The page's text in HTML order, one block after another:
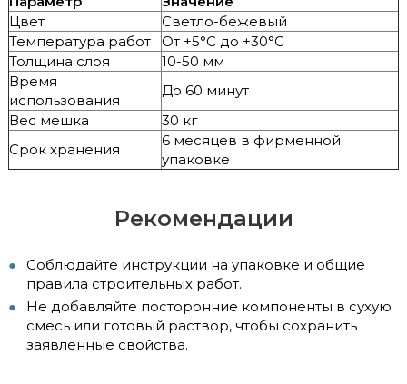
Цвет
Светло-бежевый
Температура работ
От +5°C до +30°C
Толщина слоя
10-50 мм
Время
использования
До 60 минут
Вес мешка
30 кг
Срок хранения
6 месяцев в фирменной
упаковке
Рекомендации
Соблюдайте инструкции на упаковке и общие
правила строительных работ.
Не добавляйте посторонние компоненты в сухую
смесь или готовый раствор, чтобы сохранить
заявленные свойства.